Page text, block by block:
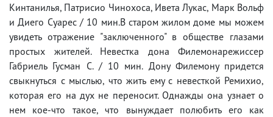
Кинтанилья, Патрисио Чинохоса, Ивета Лукас, Марк Вольф
и Диего Суарес / 10 мин.В старом жилом доме мы можем
увидеть отражение "заключенного" в обществе глазами
простых жителей. Невестка дона Филемонарежиссер
Габриель Гусман С. / 10 мин. Дону Филемону придется
свыкнуться с мыслью, что жить ему с невесткой Ремихио,
которая его на дух не переносит. Однажды она узнает о
нем кое-что такое, что вынуждает полюбить его как